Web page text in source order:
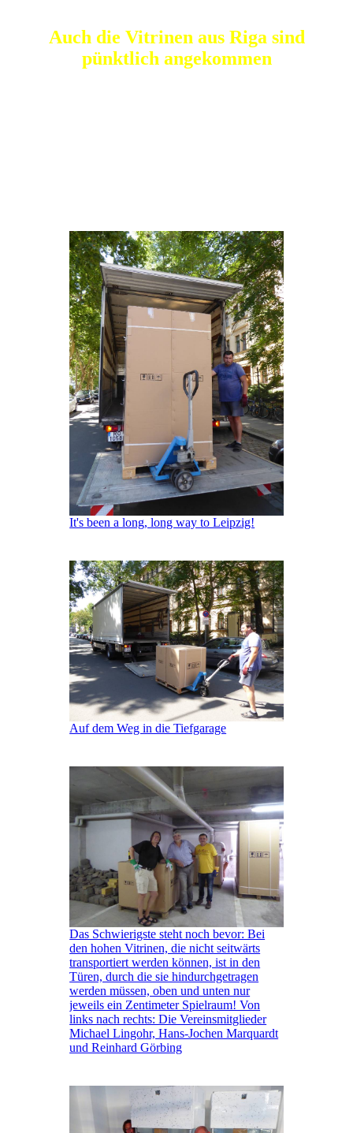
Auch die Vitrinen aus Riga sind
pünktlich angekommen
It's been a long, long way to Leipzig!
Auf dem Weg in die Tiefgarage
Das Schwierigste steht noch bevor: Bei
den hohen Vitrinen, die nicht seitwärts
transportiert werden können, ist in den
Türen, durch die sie hindurchgetragen
werden müssen, oben und unten nur
jeweils ein Zentimeter Spielraum! Von
links nach rechts: Die Vereinsmitglieder
Michael Lingohr, Hans-Jochen Marquardt
und Reinhard Görbing